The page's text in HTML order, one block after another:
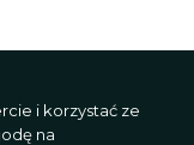
i korzystać ze
na